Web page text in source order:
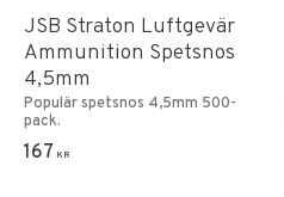
JSB Straton Luftgevär
Ammunition Spetsnos
4,5mm
Populär spetsnos 4,5mm 500-
pack.
167 KR